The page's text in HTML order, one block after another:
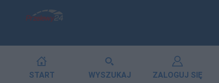
START WYSZUKAJ ZALOGUJ SIĘ